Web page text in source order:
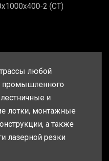
2 (СТ)
любой
промышленного
и
лотки, монтажные
а также
лазерной резки